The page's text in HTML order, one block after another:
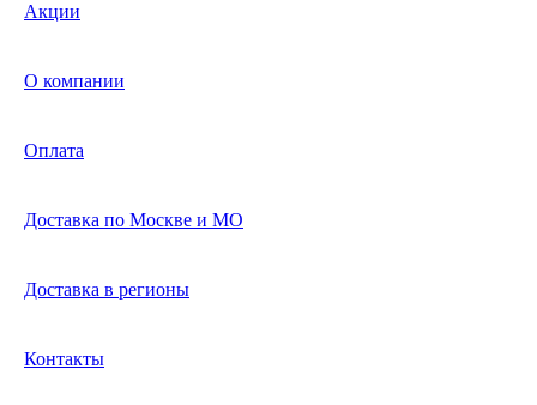
Акции
О компании
Оплата
Доставка по Москве и МО
Доставка в регионы
Контакты